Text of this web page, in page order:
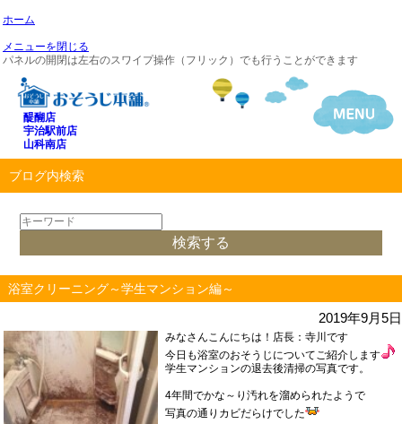
ホーム
メニューを閉じる
パネルの開閉は左右のスワイプ操作（フリック）でも行うことができます
醍醐店
宇治駅前店
山科南店
ブログ内検索
浴室クリーニング～学生マンション編～
2019年9月5日
みなさんこんにちは！店長：寺川です
今日も浴室のおそうじについてご紹介します
学生マンションの退去後清掃の写真です。
4年間でかな～り汚れを溜められたようで
写真の通りカビだらけでした